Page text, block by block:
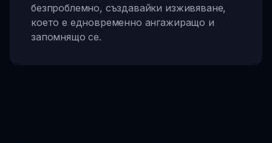
безпроблемно, създавайки изживяване,
което е едновременно ангажиращо и
запомнящо се.